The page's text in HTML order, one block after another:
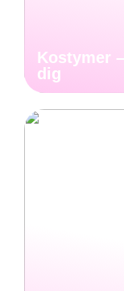
Kostymer
dig